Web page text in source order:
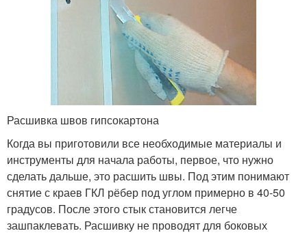
Расшивка швов гипсокартона
Когда вы приготовили все необходимые материалы и
инструменты для начала работы, первое, что нужно
сделать дальше, это расшить швы. Под этим понимают
снятие с краев ГКЛ рёбер под углом примерно в 40-50
градусов. После этого стык становится легче
зашпаклевать. Расшивку не проводят для боковых